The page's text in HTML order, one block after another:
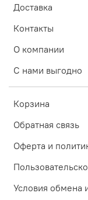
Доставка
Контакты
О компании
С нами выгодно
Корзина
Обратная связь
Оферта и
Условия обмена